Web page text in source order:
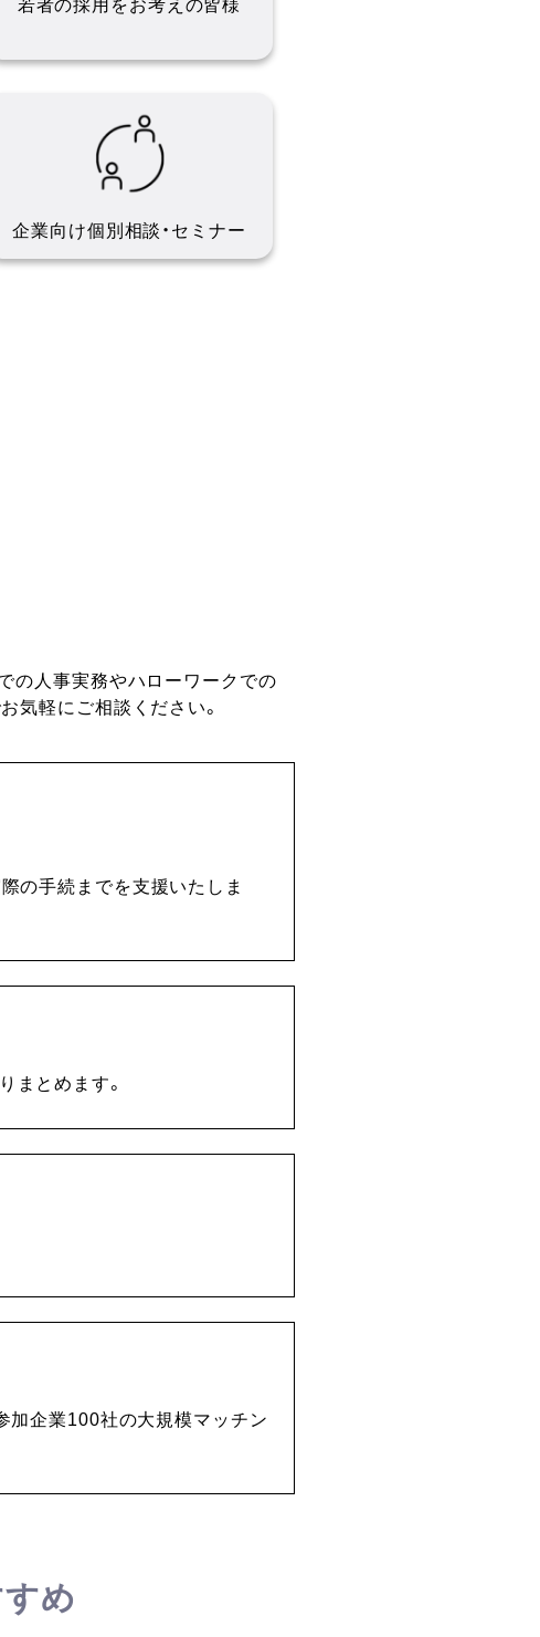
企業向け個別相談・セミナー
の人事実務やハローワークでの
気軽にご相談ください。
の手続までを支援いたしま
とめます。
加企業100社の大規模マッチン
め